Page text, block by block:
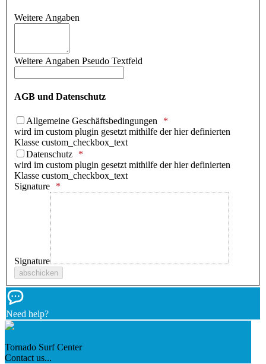
Weitere Angaben
Weitere Angaben Pseudo Textfeld
AGB und Datenschutz
Allgemeine Geschäftsbedingungen
wird im custom plugin gesetzt mithilfe der hier definierten
Klasse custom_checkbox_text
Datenschutz
wird im custom plugin gesetzt mithilfe der hier definierten
Klasse custom_checkbox_text
Signature
Signature
Need help?
Tornado Surf Center
Contact us...